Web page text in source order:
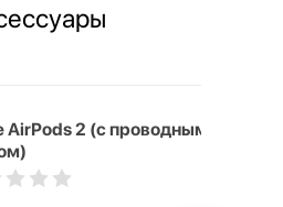
AirPods 2 (с проводным